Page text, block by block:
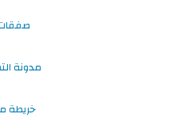
مدونة
خريطة